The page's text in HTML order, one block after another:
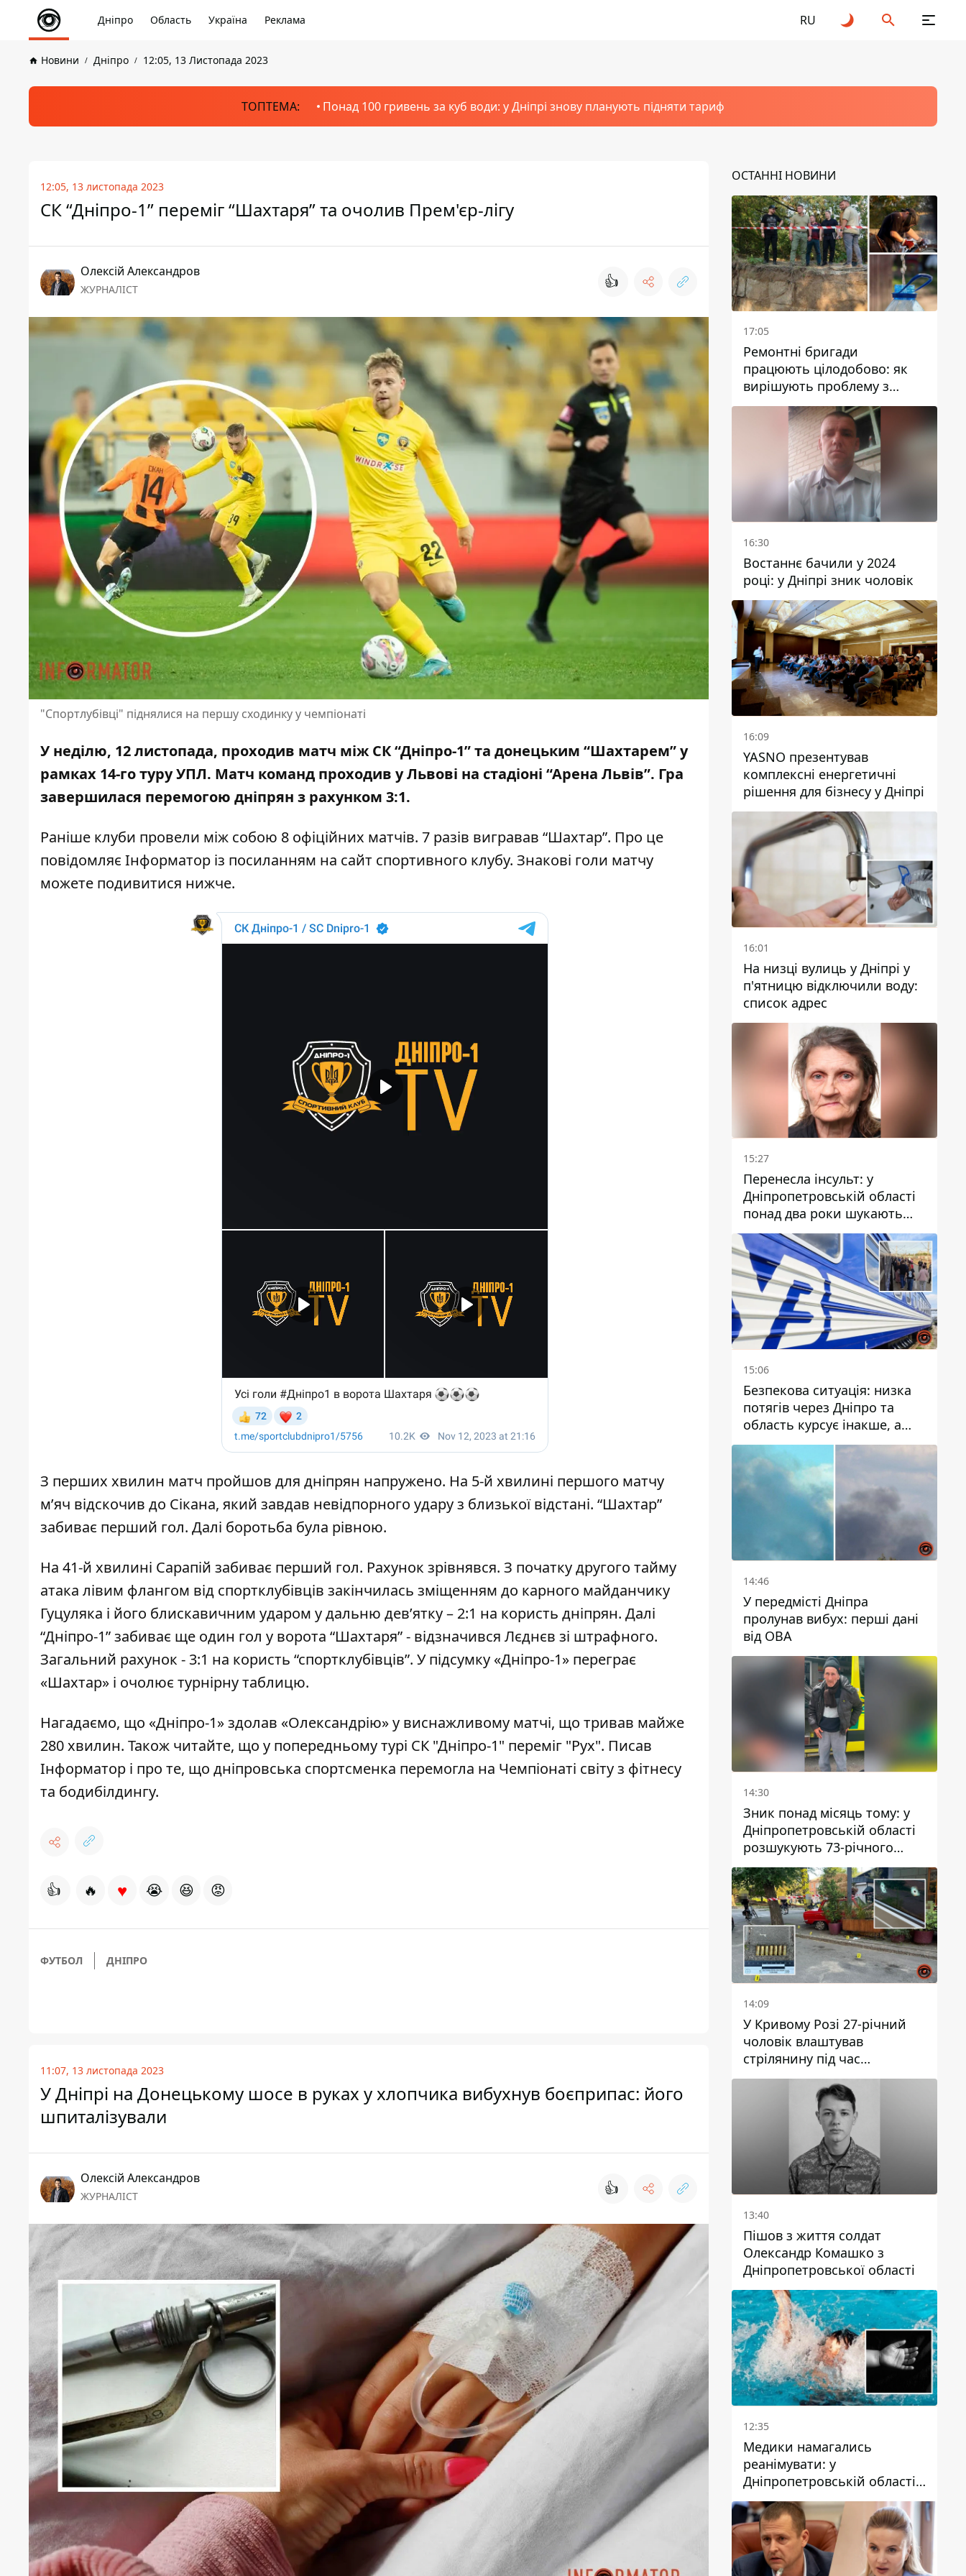
Дніпро Область Україна Реклама RU
Новини Дніпро 12:05, 13 Листопада 2023
ТОПТЕМА: Понад 100 гривень за куб води: у Дніпрі знову планують підняти тариф
12:05, 13 листопада 2023
СК “Дніпро-1” переміг “Шахтаря” та очолив Прем'єр-лігу
Олексій Александров
ЖУРНАЛІСТ 👍
"Спортлубівці" піднялися на першу сходинку у чемпіонаті
У неділю, 12 листопада, проходив матч між СК “Дніпро-1” та донецьким “Шахтарем” у
рамках 14-го туру УПЛ. Матч команд проходив у Львові на стадіоні “Арена Львів”. Гра
завершилася перемогою дніпрян з рахунком 3:1.
Раніше клуби провели між собою 8 офіційних матчів. 7 разів вигравав “Шахтар”. Про це
повідомляє Інформатор із посиланням на сайт спортивного клубу. Знакові голи матчу
можете подивитися нижче.
З перших хвилин матч пройшов для дніпрян напружено. На 5-й хвилині першого матчу
м’яч відскочив до Сікана, який завдав невідпорного удару з близької відстані. “Шахтар”
забиває перший гол. Далі боротьба була рівною.
На 41-й хвилині Сарапій забиває перший гол. Рахунок зрівнявся. З початку другого тайму
атака лівим флангом від спортклубівців закінчилась зміщенням до карного майданчику
Гуцуляка і його блискавичним ударом у дальню дев’ятку – 2:1 на користь дніпрян. Далі
“Дніпро-1” забиває ще один гол у ворота “Шахтаря” - відзначився Лєднєв зі штрафного.
Загальний рахунок - 3:1 на користь “спортклубівців”. У підсумку «Дніпро-1» переграє
«Шахтар» і очолює турнірну таблицю.
Нагадаємо, що «Дніпро-1»здолав «Олександрію» у виснажливому матчі, що тривав майже
280 хвилин. Також читайте, що у попередньому турі СК "Дніпро-1" переміг "Рух". Писав
Інформатор і про те, що дніпровська спортсменка перемогла на Чемпіонаті світу з фітнесу
та бодибілдингу.
👍 🔥 ♥ 😭 😆 😡
ФУТБОЛ ДНІПРО
11:07, 13 листопада 2023
У Дніпрі на Донецькому шосе в руках у хлопчика вибухнув боєприпас: його
шпиталізували
Олексій Александров
ЖУРНАЛІСТ 👍
ОСТАННІ НОВИНИ
17:05
Ремонтні бригади
працюють цілодобово: як
вирішують проблему з
водою у Марганецькій
громаді
16:30
Востаннє бачили у 2024
році: у Дніпрі зник чоловік
16:09
YASNO презентував
комплексні енергетичні
рішення для бізнесу у Дніпрі
16:01
На низці вулиць у Дніпрі у
п'ятницю відключили воду:
список адрес
15:27
Перенесла інсульт: у
Дніпропетровській області
понад два роки шукають
зниклу жінку
15:06
Безпекова ситуація: низка
потягів через Дніпро та
область курсує інакше, а
частину шляху замінили
автобусами та
електричками
14:46
У передмісті Дніпра
пролунав вибух: перші дані
від ОВА
14:30
Зник понад місяць тому: у
Дніпропетровській області
розшукують 73-річного
чоловіка
14:09
У Кривому Розі 27-річний
чоловік влаштував
стрілянину під час
конфлікту: є поранений
13:40
Пішов з життя солдат
Олександр Комашко з
Дніпропетровської області
12:35
Медики намагались
реанімувати: у
Дніпропетровській області
дворічний хлопчик потонув
у басейні